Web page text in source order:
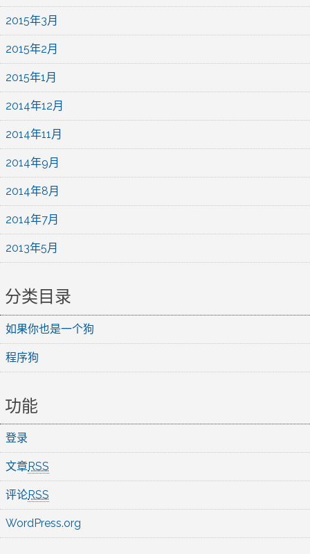
2015年3月
2015年2月
2015年1月
2014年12月
2014年11月
2014年9月
2014年8月
2014年7月
2013年5月
分类目录
如果你也是一个狗
程序狗
功能
登录
文章RSS
评论RSS
WordPress.org